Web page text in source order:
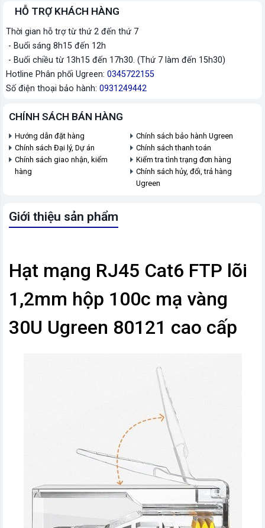
HỖ TRỢ KHÁCH HÀNG
Thời gian hỗ trợ từ thứ 2 đến thứ 7
- Buổi sáng 8h15 đến 12h
- Buổi chiều từ 13h15 đến 17h30. (Thứ 7 làm đến 15h30)
Hotline Phân phối Ugreen: 0345722155
Số điện thoại bảo hành: 0931249442
CHÍNH SÁCH BÁN HÀNG
Hướng dẫn đặt hàng
Chính sách bảo hành Ugreen
Chính sách Đại lý, Dự án
Chính sách thanh toán
Chính sách giao nhận, kiểm
hàng
Kiểm tra tình trạng đơn hàng
Chính sách hủy, đổi, trả hàng
Ugreen
Giới thiệu sản phẩm
Hạt mạng RJ45 Cat6 FTP lõi
1,2mm hộp 100c mạ vàng
30U Ugreen 80121 cao cấp